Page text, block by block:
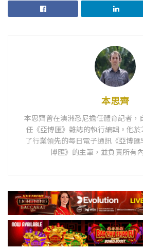
本思齊
本思齊曾在澳洲悉尼擔任體育記者，
任《亞博匯》雜誌的執行編輯。他
了行業領先的每日電子通訊《亞博
博匯》的主筆，並負責所有